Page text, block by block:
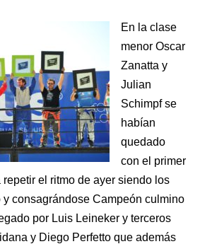
En la clase
menor Oscar
Zanatta y
Julian
Schimpf se
habían
quedado
con el primer
el ritmo de ayer siendo los
consagrándose Campeón culmino
por Luis Leineker y terceros
y Diego Perfetto que además